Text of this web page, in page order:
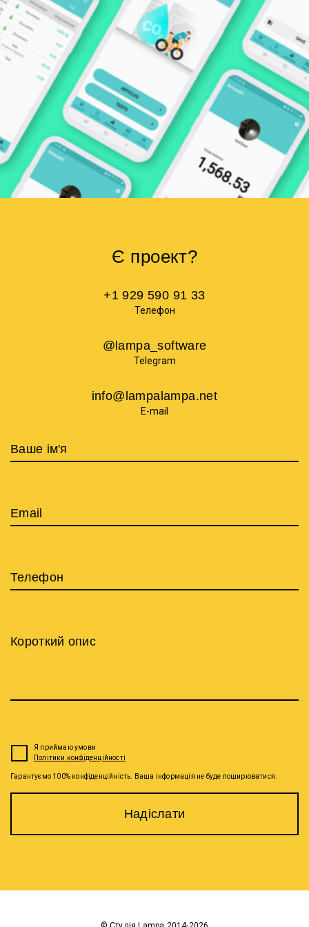
Є проект?
+1 929 590 91 33
Телефон
@lampa_software
Telegram
info@lampalampa.net
E-mail
Ваше ім'я
Email
Телефон
Короткий опис
Я приймаю умови
Політики конфіденційності
Гарантуємо 100% конфіденційність. Ваша інформація не буде поширюватися.
надіслати